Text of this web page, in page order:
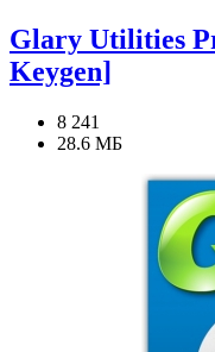
Glary Utilities
Keygen]
8 241
28.6 МБ